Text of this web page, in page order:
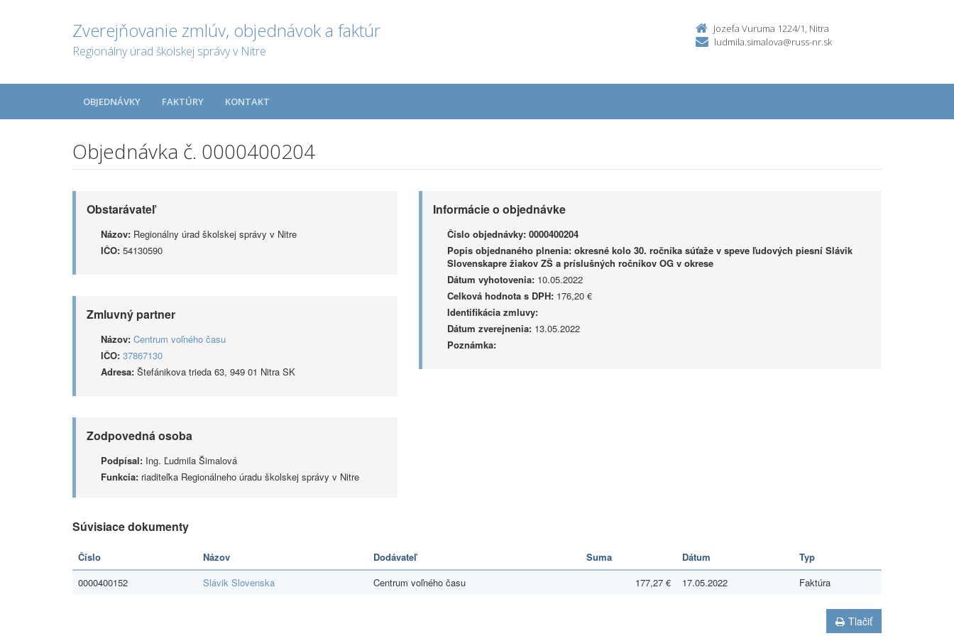
Zverejňovanie zmlúv, objednávok a faktúr
Regionálny úrad školskej správy v Nitre
Jozefa Vuruma 1224/1, Nitra
ludmila.simalova@russ-nr.sk
OBJEDNÁVKY FAKTÚRY KONTAKT
Objednávka č. 0000400204
Obstarávateľ
Názov: Regionálny úrad školskej správy v Nitre
IČO: 54130590
Zmluvný partner
Názov: Centrum voľného času
IČO: 37867130
Adresa: Štefánikova trieda 63, 949 01 Nitra SK
Zodpovedná osoba
Podpísal: Ing. Ľudmila Šimalová
Funkcia: riaditeľka Regionálneho úradu školskej správy v Nitre
Informácie o objednávke
Číslo objednávky: 0000400204
Popis objednaného plnenia: okresné kolo 30. ročníka súťaže v speve ľudových piesní Slávik
Slovenskapre žiakov ZŠ a príslušných ročníkov OG v okrese
Dátum vyhotovenia:10.05.2022
Celková hodnota s DPH:176,20 €
Identifikácia zmluvy:
Dátum zverejnenia:13.05.2022
Poznámka:
Súvisiace dokumenty
Číslo Názov Dodávateľ Suma Dátum
Typ
0000400152
Slávik Slovenska Centrum voľného času 177,27 € 17.05.2022 Faktúra
Tlačiť